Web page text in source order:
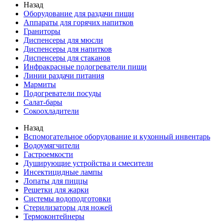
Назад
Оборудование для раздачи пищи
Аппараты для горячих напитков
Граниторы
Диспенсеры для мюсли
Диспенсеры для напитков
Диспенсеры для стаканов
Инфракрасные подогреватели пищи
Линии раздачи питания
Мармиты
Подогреватели посуды
Салат-бары
Сокоохладители
Назад
Вспомогательное оборудование и кухонный инвентарь
Водоумягчители
Гастроемкости
Душирующие устройства и смесители
Инсектицидные лампы
Лопаты для пиццы
Решетки для жарки
Системы водоподготовки
Стерилизаторы для ножей
Термоконтейнеры